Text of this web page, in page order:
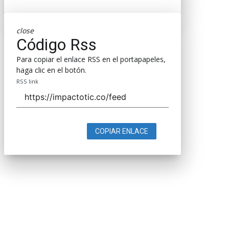
close
Código Rss
Para copiar el enlace RSS en el portapapeles,
haga clic en el botón.
RSS link
COPIAR ENLACE